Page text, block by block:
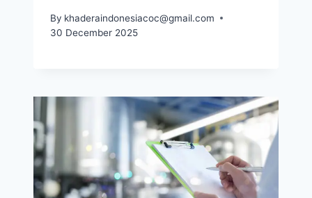
By khaderaindonesiacoc@gmail.com
30 December 2025